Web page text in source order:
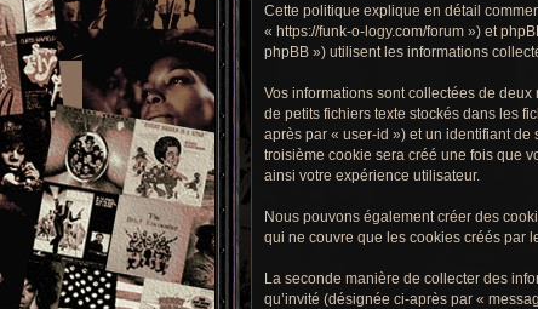
Cette politique explique en détail
« https://funk-o-logy.com/forum ») et
phpBB ») utilisent les informations
Vos informations sont collectées de
de petits fichiers texte stockés dans les
après par « user-id ») et un identifiant
troisième cookie sera créé une fois que
ainsi votre expérience utilisateur.
Nous pouvons également créer des
qui ne couvre que les cookies créés par
La seconde manière de collecter des
qu’invité (désignée ci-après par «